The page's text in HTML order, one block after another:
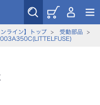
ライン】トップ> 受動部品 >